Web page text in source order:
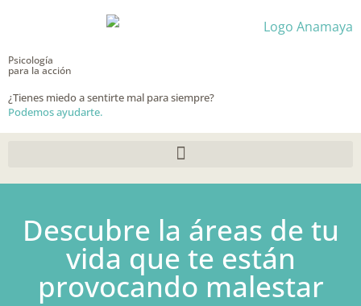
contenido
Psicología
para la acción
¿Tienes miedo a sentirte mal para siempre?
Podemos ayudarte.
Descubre la áreas de tu
vida que te están
provocando malestar